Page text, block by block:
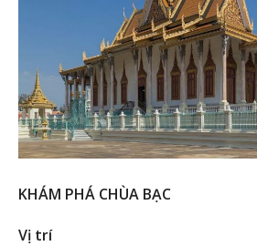
KHÁM PHÁ CHÙA BẠC
Vị trí